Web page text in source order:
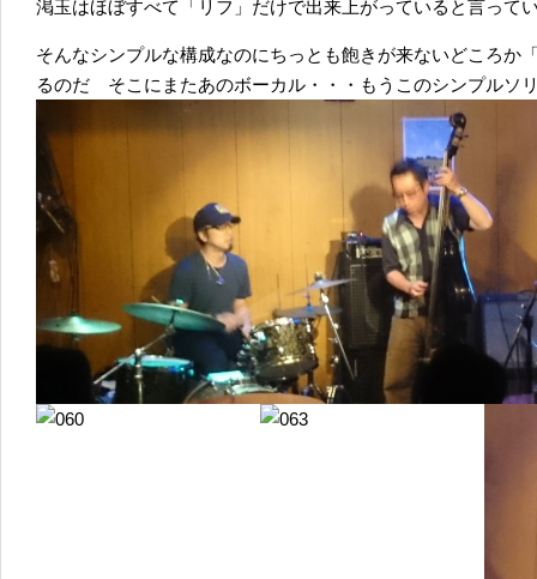
渇玉はほぼすべて「リフ」だけで出来上がっていると言って
そんなシンプルな構成なのにちっとも飽きが来ないどころか
るのだ そこにまたあのボーカル・・・もうこのシンプルソ